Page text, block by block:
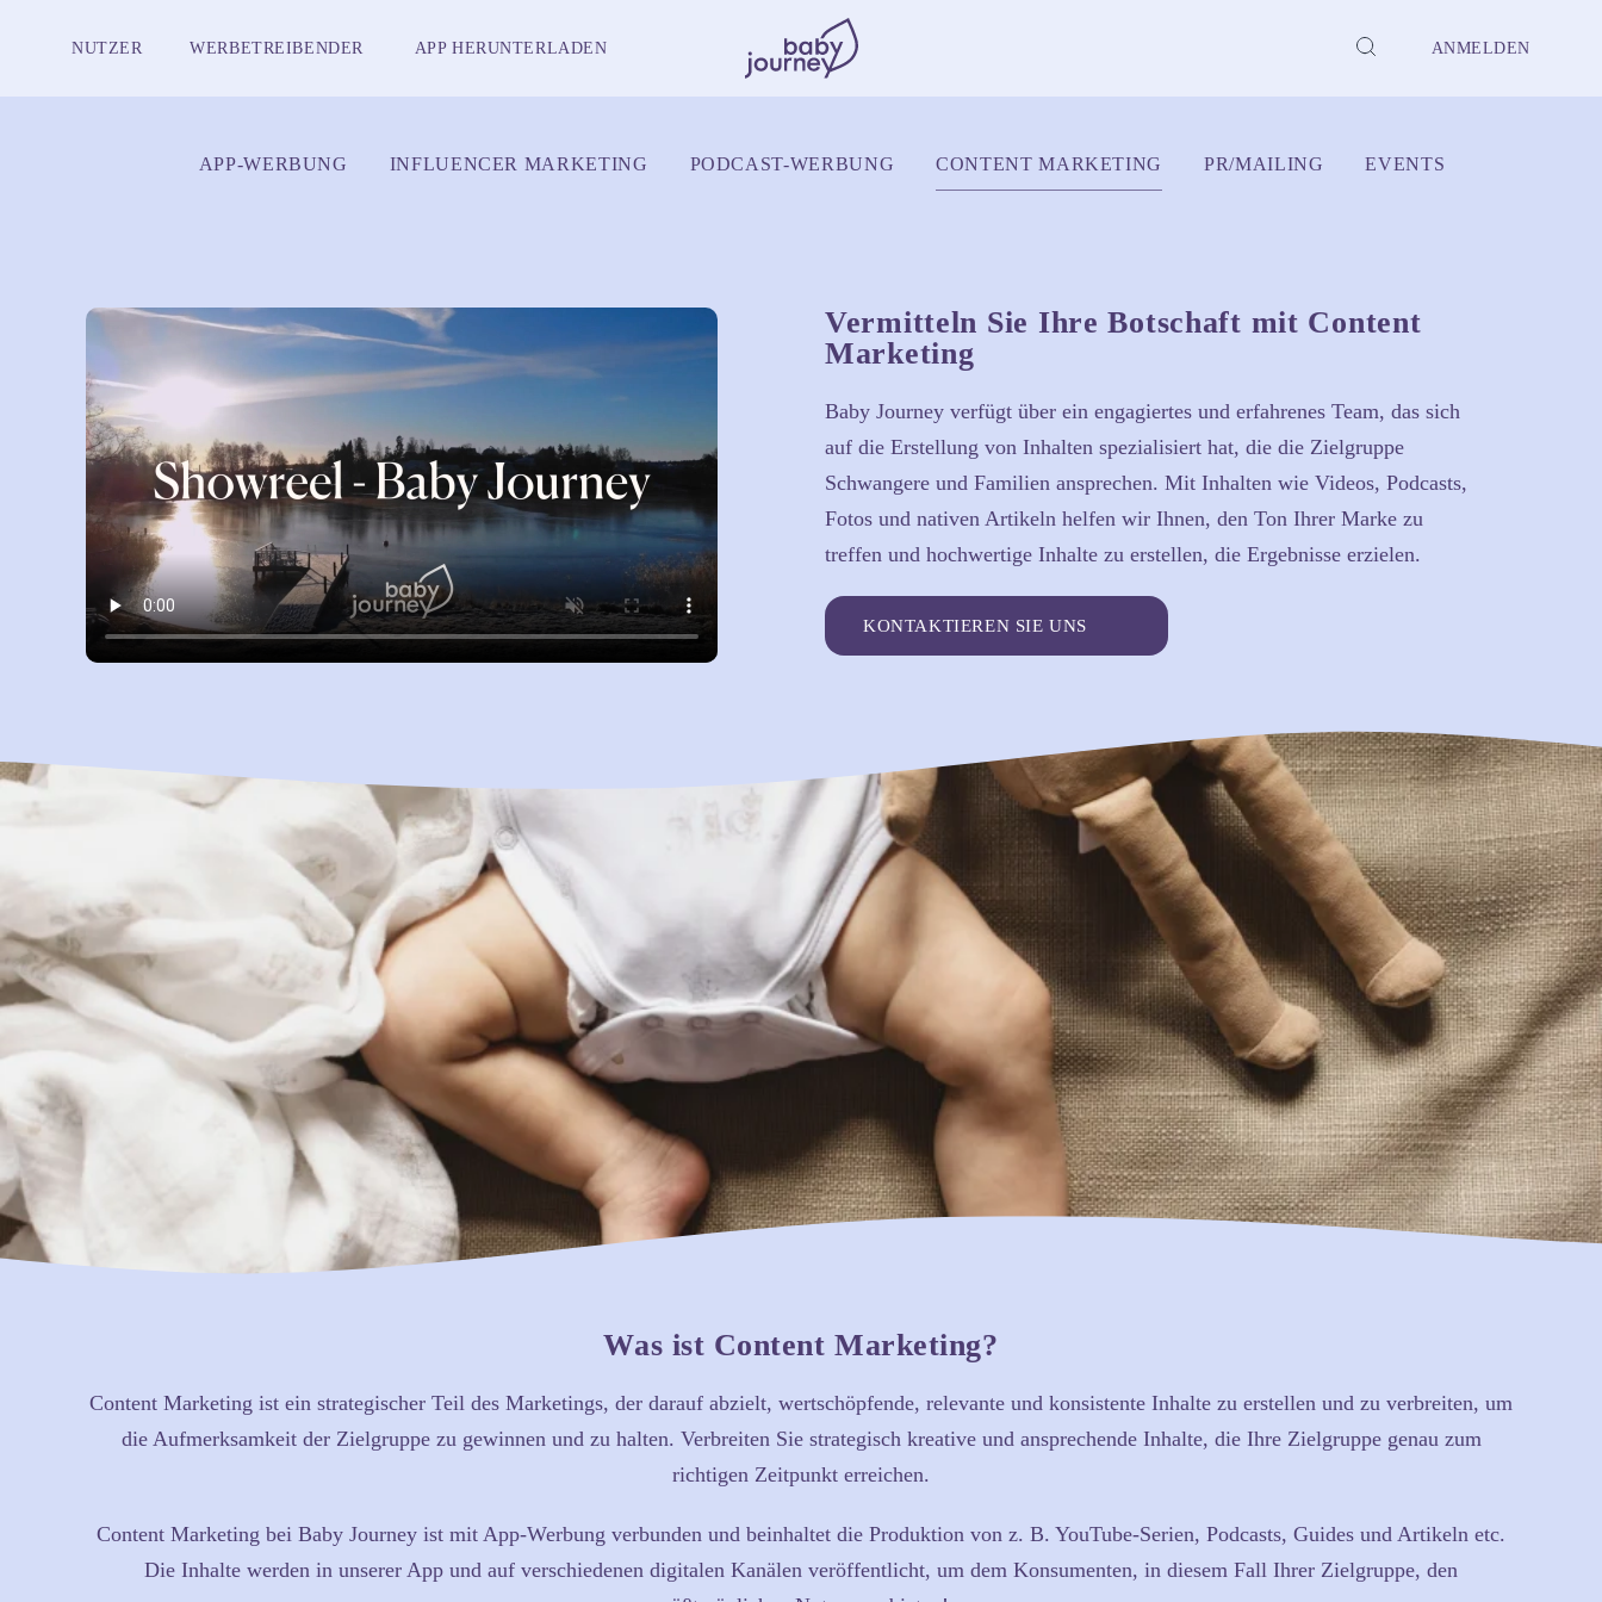
NUTZER WERBETREIBENDER APP HERUNTERLADEN ANMELDEN
APP-WERBUNG INFLUENCER MARKETING PODCAST-WERBUNG CONTENT MARKETING PR/MAILING EVENTS
Vermitteln Sie Ihre Botschaft mit Content
Marketing
Baby Journey verfügt über ein engagiertes und erfahrenes Team, das sich
auf die Erstellung von Inhalten spezialisiert hat, die die Zielgruppe
Schwangere und Familien ansprechen. Mit Inhalten wie Videos, Podcasts,
Fotos und nativen Artikeln helfen wir Ihnen, den Ton Ihrer Marke zu
treffen und hochwertige Inhalte zu erstellen, die Ergebnisse erzielen.
KONTAKTIEREN SIE UNS
Was ist Content Marketing?
Content Marketing ist ein strategischer Teil des Marketings, der darauf abzielt, wertschöpfende, relevante und konsistente Inhalte zu erstellen und zu verbreiten, um
die Aufmerksamkeit der Zielgruppe zu gewinnen und zu halten. Verbreiten Sie strategisch kreative und ansprechende Inhalte, die Ihre Zielgruppe genau zum
richtigen Zeitpunkt erreichen.
Content Marketing bei Baby Journey ist mit App-Werbung verbunden und beinhaltet die Produktion von z. B. YouTube-Serien, Podcasts, Guides und Artikeln etc.
Die Inhalte werden in unserer App und auf verschiedenen digitalen Kanälen veröffentlicht, um dem Konsumenten, in diesem Fall Ihrer Zielgruppe, den